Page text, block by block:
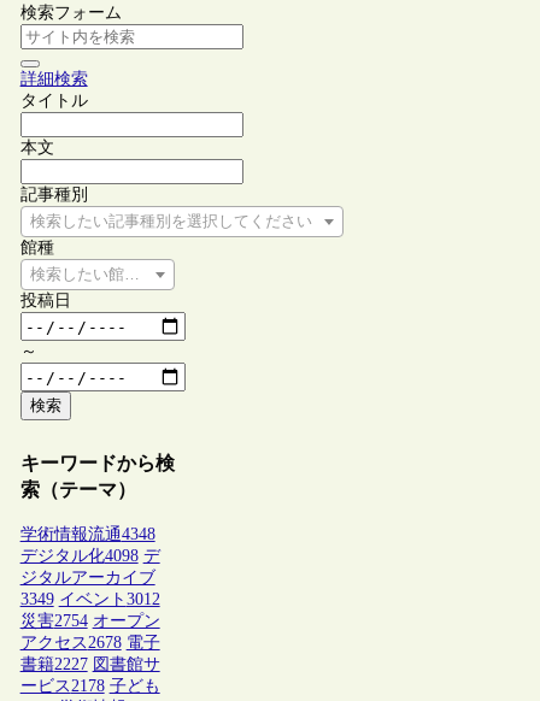
検索フォーム
詳細検索
タイトル
本文
記事種別
検索したい記事種別を選択してください
館種
検索したい館種を選択してください
投稿日
～
検索
キーワードから検
索（テーマ）
学術情報流通4348
デジタル化4098 デ
ジタルアーカイブ
3349 イベント 3012
災害2754 オープン
アクセス 2678 電子
書籍2227 図書館サ
ービス 2178 子ども